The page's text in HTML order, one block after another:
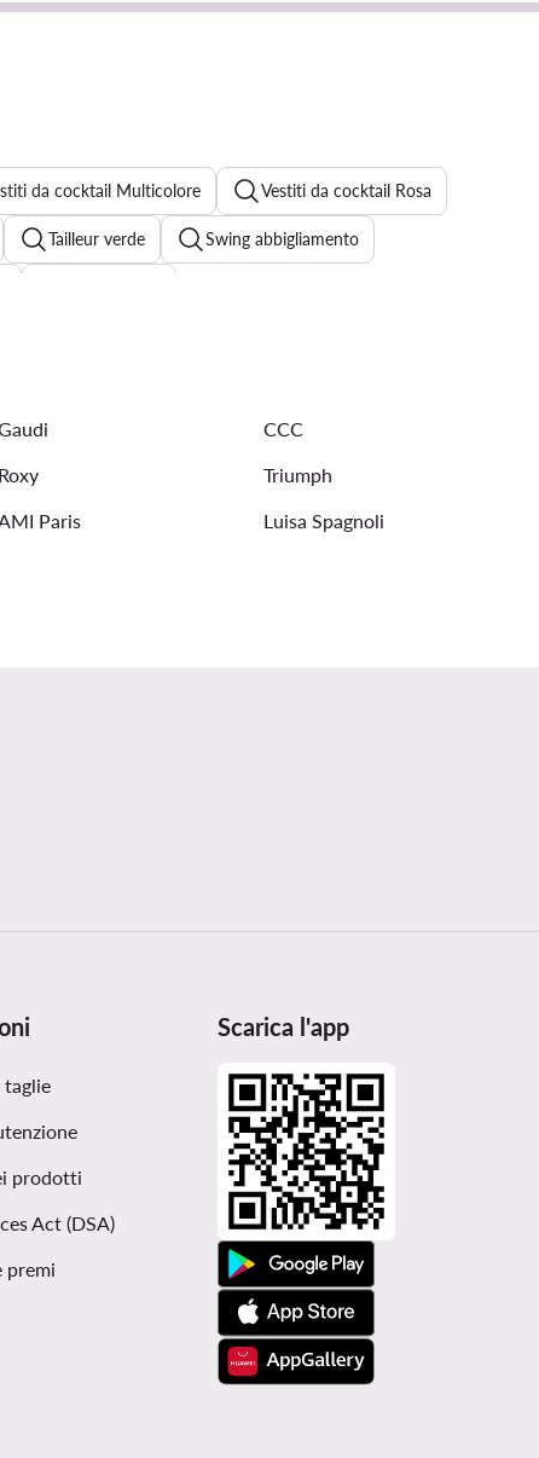
da cocktail Multicolore Vestiti da cocktail Rosa
Tailleur verde Swing abbigliamento
CCC
Roxy
Triumph
AMI Paris
Luisa Spagnoli
taglie
prodotti
Act (DSA)
premi
Scarica l'app